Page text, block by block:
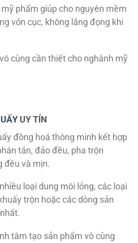
phẩm giúp cho nguyên mềm
vón cục, không lắng đọng khi
cùng cần thiết cho nghành mỹ
UY TÍN
đồng hoá thông minh kết hợp
tán, đảo đều, pha trộn
đều và mịn.
loại dung môi lỏng, các loại
trộn hoặc các dòng sản
tâm tạo sản phẩm vô cùng